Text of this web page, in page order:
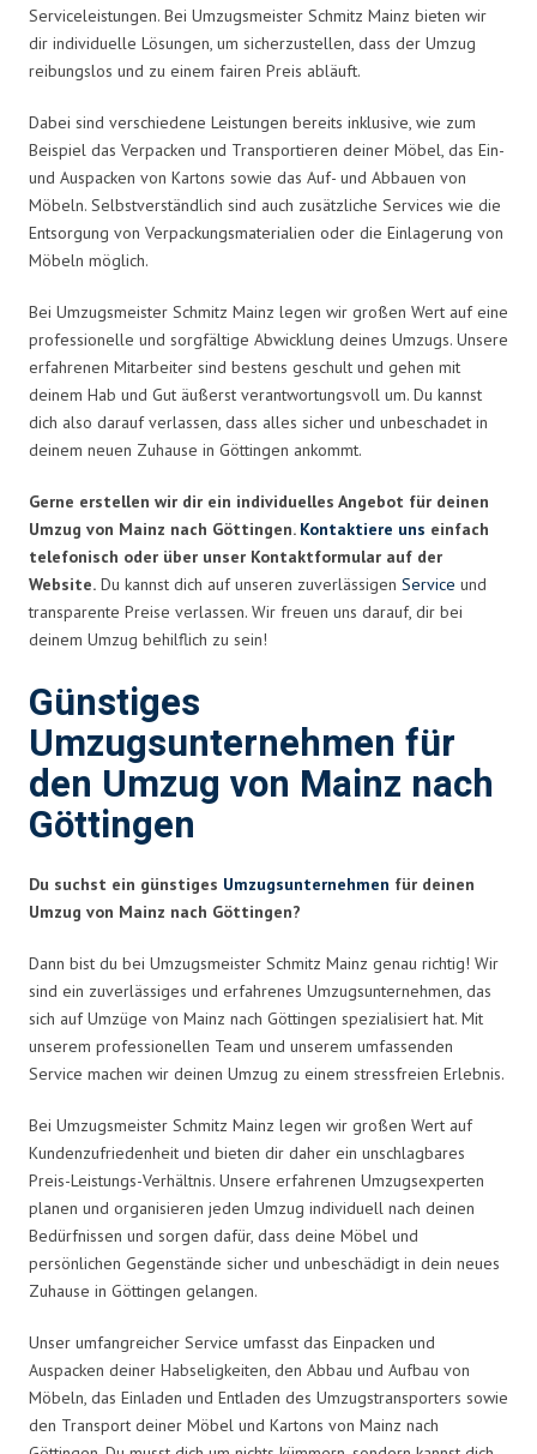
Serviceleistungen. Bei Umzugsmeister Schmitz Mainz bieten wir
dir individuelle Lösungen, um sicherzustellen, dass der Umzug
reibungslos und zu einem fairen Preis abläuft.
Dabei sind verschiedene Leistungen bereits inklusive, wie zum
Beispiel das Verpacken und Transportieren deiner Möbel, das Ein-
und Auspacken von Kartons sowie das Auf- und Abbauen von
Möbeln. Selbstverständlich sind auch zusätzliche Services wie die
Entsorgung von Verpackungsmaterialien oder die Einlagerung von
Möbeln möglich.
Bei Umzugsmeister Schmitz Mainz legen wir großen Wert auf eine
professionelle und sorgfältige Abwicklung deines Umzugs. Unsere
erfahrenen Mitarbeiter sind bestens geschult und gehen mit
deinem Hab und Gut äußerst verantwortungsvoll um. Du kannst
dich also darauf verlassen, dass alles sicher und unbeschadet in
deinem neuen Zuhause in Göttingen ankommt.
Gerne erstellen wir dir ein individuelles Angebot für deinen
Umzug von Mainz nach Göttingen. Kontaktiere uns einfach
telefonisch oder über unser Kontaktformular auf der
Website. Du kannst dich auf unseren zuverlässigen Service und
transparente Preise verlassen. Wir freuen uns darauf, dir bei
deinem Umzug behilflich zu sein!
Günstiges
Umzugsunternehmen für
den Umzug von Mainz nach
Göttingen
Du suchst ein günstiges Umzugsunternehmen für deinen
Umzug von Mainz nach Göttingen?
Dann bist du bei Umzugsmeister Schmitz Mainz genau richtig! Wir
sind ein zuverlässiges und erfahrenes Umzugsunternehmen, das
sich auf Umzüge von Mainz nach Göttingen spezialisiert hat. Mit
unserem professionellen Team und unserem umfassenden
Service machen wir deinen Umzug zu einem stressfreien Erlebnis.
Bei Umzugsmeister Schmitz Mainz legen wir großen Wert auf
Kundenzufriedenheit und bieten dir daher ein unschlagbares
Preis-Leistungs-Verhältnis. Unsere erfahrenen Umzugsexperten
planen und organisieren jeden Umzug individuell nach deinen
Bedürfnissen und sorgen dafür, dass deine Möbel und
persönlichen Gegenstände sicher und unbeschädigt in dein neues
Zuhause in Göttingen gelangen.
Unser umfangreicher Service umfasst das Einpacken und
Auspacken deiner Habseligkeiten, den Abbau und Aufbau von
Möbeln, das Einladen und Entladen des Umzugstransporters sowie
den Transport deiner Möbel und Kartons von Mainz nach